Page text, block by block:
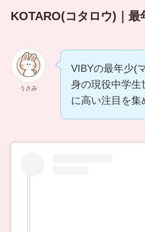
KOTARO(コタロウ)｜最
うさみ
VIBYの最年少(
身の現役中学生
に高い注目を集